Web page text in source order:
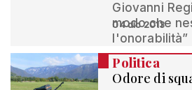
Giovanni
modo che
l'onorabilità”
04 dic 2013
Politica
Odore di